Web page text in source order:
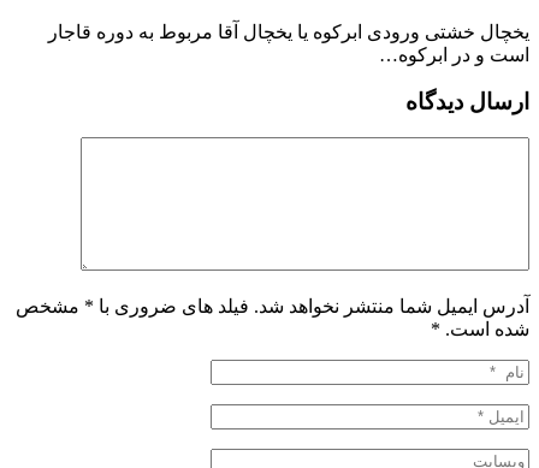
یخچال خشتی ورودی ابرکوه یا یخچال آقا مربوط به دوره قاجار
است و در ابرکوه…
ارسال دیدگاه
آدرس ایمیل شما منتشر نخواهد شد. فیلد های ضروری با * مشخص
شده است. *